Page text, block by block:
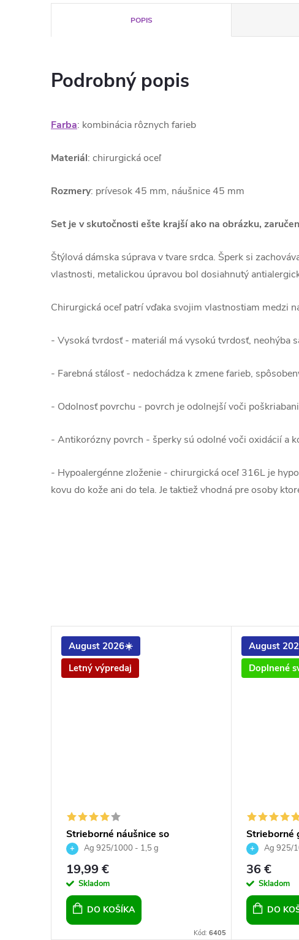
POPIS
Podrobný popis
Farba: kombinácia rôznych farieb
Materiál: chirurgická oceľ
Rozmery: prívesok 45 mm, náušnice 45 mm
Set je v skutočnosti ešte krajší ako na obrázku,
Štýlová dámska súprava v tvare srdca. Šperk si
vlastnosti, metalickou úpravou bol dosiahnutý
Chirurgická oceľ patrí vďaka svojim vlastnostiam medzi
- Vysoká tvrdosť - materiál má vysokú tvrdosť, neohýba
- Farebná stálosť - nedochádza k zmene farieb,
- Odolnosť povrchu - povrch je odolnejší voči
- Antikorózny povrch - šperky sú odolné voči oxidácií a
- Hypoalergénne zloženie - chirurgická oceľ 316L je
kovu do kože ani do tela. Je taktiež vhodná pre osoby
August 2026☀️
Letný výpredaj
Strieborné náušnice so
srdiečkom Crystals Vitrail
Medium 14mm
Ag 925/1000 - 1,5 g
19,99 €
Skladom
DO KOŠÍKA
Kód: 6405
August
Doplnené
Strieborné
Swarovski
Ag 925/
36 €
Skladom
DO